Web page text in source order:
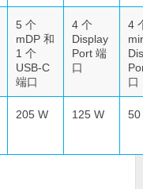
5 个
mDP 和
1 个
USB-C
端口
4 个
Display
Port 端
口
4
口
205 W 125 W 50